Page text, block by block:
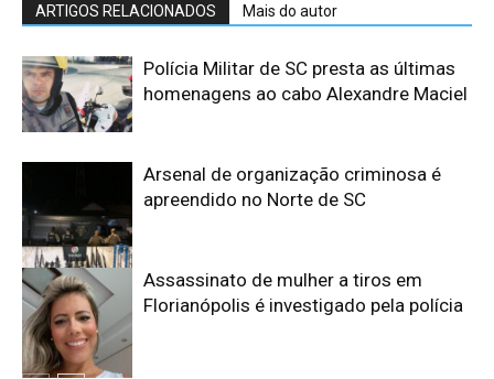
ARTIGOS RELACIONADOS Mais do autor
Polícia Militar de SC presta as últimas
homenagens ao cabo Alexandre Maciel
Arsenal de organização criminosa é
apreendido no Norte de SC
Assassinato de mulher a tiros em
Florianópolis é investigado pela polícia